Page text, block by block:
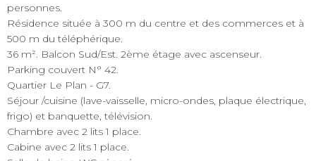
personnes.
Résidence située à 300 m du centre et des commerces et à
500 m du téléphérique.
36 m². Balcon Sud/Est. 2ème étage avec ascenseur.
Parking couvert N° 42.
Quartier Le Plan - G7.
Séjour /cuisine (lave-vaisselle, micro-ondes, plaque électrique,
frigo) et banquette, télévision.
Chambre avec 2 lits 1 place.
Cabine avec 2 lits 1 place.